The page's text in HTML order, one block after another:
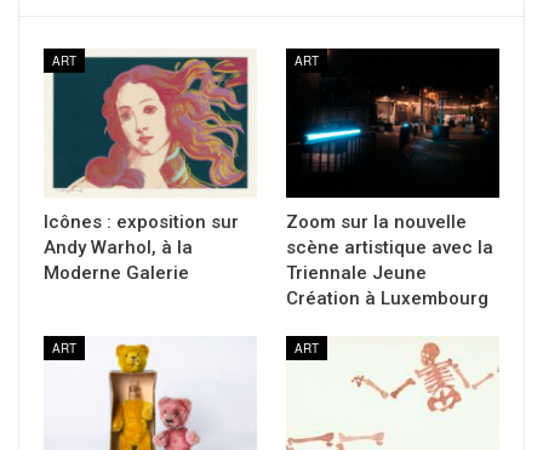
ART
Icônes : exposition sur
Andy Warhol, à la
Moderne Galerie
ART
Zoom sur la nouvelle
scène artistique avec la
Triennale Jeune
Création à Luxembourg
ART ART